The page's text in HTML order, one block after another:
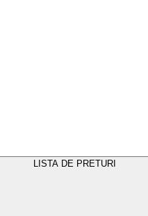
LISTA DE PRETURI